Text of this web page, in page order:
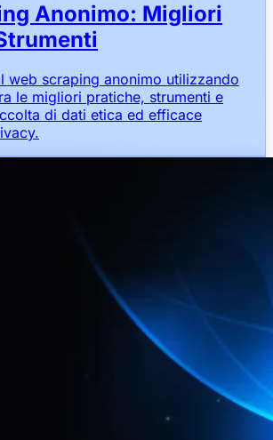
Anonimo: Migliori
web scraping anonimo utilizzando
le migliori pratiche, strumenti e
di dati etica ed efficace